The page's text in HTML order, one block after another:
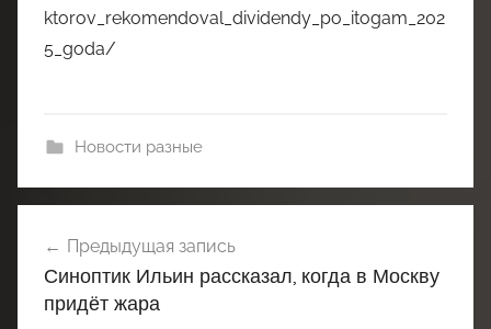
ktorov_rekomendoval_dividendy_po_itogam_202
5_goda/
Новости разные
по
записям
Предыдущая запись
Синоптик Ильин рассказал, когда в Москву
придёт жара